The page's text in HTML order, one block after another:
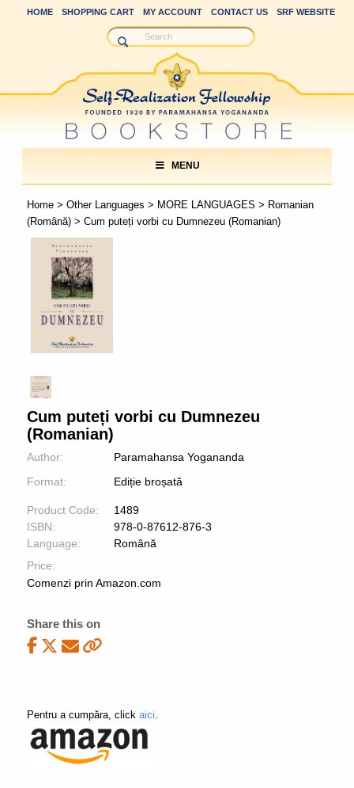
HOME SHOPPING CART MY ACCOUNT CONTACT US SRF WEBSITE
MENU
Home> Other Languages > MORE LANGUAGES > Romanian
(Română)> Cum puteți vorbi cu Dumnezeu (Romanian)
Cum puteți vorbi cu Dumnezeu
(Romanian)
Author:
Paramahansa Yogananda
Format:
Ediție broșată
Product Code:
1489
ISBN:
978-0-87612-876-3
Language:
Română
Price:
Comenzi prin Amazon.com
Share this on
Pentru a cumpăra, click aici